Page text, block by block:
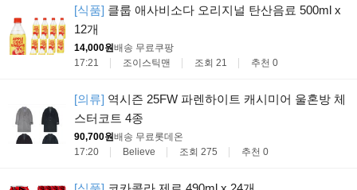
[식품] 클룹 애사비소다 오리지널 탄산음료 500ml x
12개
14,000원배송 무료쿠팡
17:21
조이스틱맨 조회 21 추천 0
[의류] 역시즌 25FW 파렌하이트 캐시미어 울혼방 체
스터코트 4종
90,700원배송 무료롯데온
17:20
Believe 조회 275 추천 0